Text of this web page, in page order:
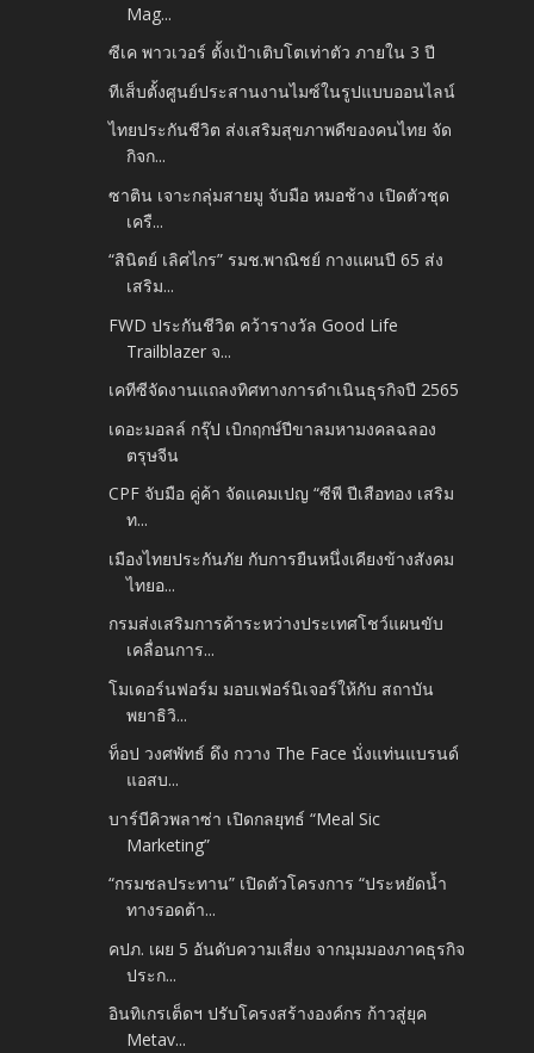
Mag...
ซีเค พาวเวอร์ ตั้งเป้าเติบโตเท่าตัว ภายใน 3 ปี
ทีเส็บตั้งศูนย์ประสานงานไมซ์ในรูปแบบออนไลน์
ไทยประกันชีวิต ส่งเสริมสุขภาพดีของคนไทย จัด
กิจก...
ซาติน เจาะกลุ่มสายมู จับมือ หมอช้าง เปิดตัวชุด
เครื...
“สินิตย์ เลิศไกร” รมช.พาณิชย์ กางแผนปี 65 ส่ง
เสริม...
FWD ประกันชีวิต คว้ารางวัล Good Life
Trailblazer จ...
เคทีซีจัดงานแถลงทิศทางการดำเนินธุรกิจปี 2565
เดอะมอลล์ กรุ๊ป เบิกฤกษ์ปีขาลมหามงคลฉลอง
ตรุษจีน
CPF จับมือ คู่ค้า จัดแคมเปญ “ซีพี ปีเสือทอง เสริม
ท...
เมืองไทยประกันภัย กับการยืนหนึ่งเคียงข้างสังคม
ไทยอ...
กรมส่งเสริมการค้าระหว่างประเทศโชว์แผนขับ
เคลื่อนการ...
โมเดอร์นฟอร์ม มอบเฟอร์นิเจอร์ให้กับ สถาบัน
พยาธิวิ...
ท็อป วงศพัทธ์ ดึง กวาง The Face นั่งแท่นแบรนด์
แอสบ...
บาร์บีคิวพลาซ่า เปิดกลยุทธ์ “Meal Sic
Marketing”
“กรมชลประทาน” เปิดตัวโครงการ “ประหยัดน้ำ
ทางรอดต้า...
คปภ. เผย 5 อันดับความเสี่ยง จากมุมมองภาคธุรกิจ
ประก...
อินทิเกรเต็ดฯ ปรับโครงสร้างองค์กร ก้าวสู่ยุค
Metav...